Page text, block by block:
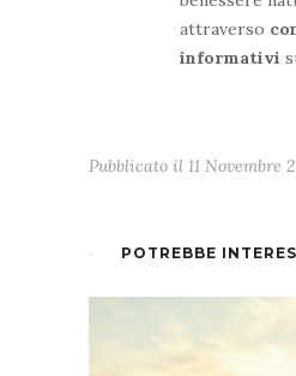
attraverso
informativi
Pubblicato il 11 Novembre
POTREBBE